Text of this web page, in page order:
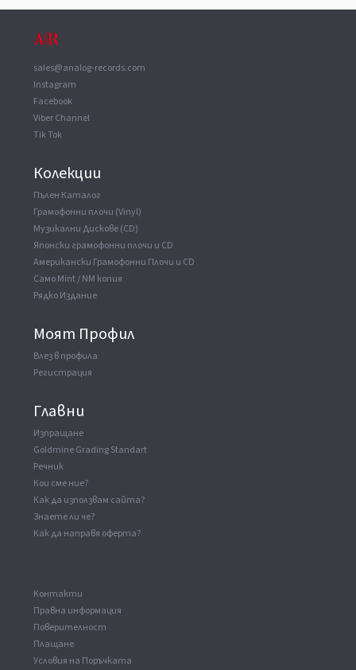
Manufactured By
Alfa Records, Inc
Mixed At
sales@analog-records.com
Instagram
Facebook
Viber Channel
Tik Tok
Колекции
Пълен Каталог
Грамофонни плочи (Vinyl)
Музикални Дискове (CD)
Японски грамофонни плочи и CD
Американски Грамофонни Плочи и CD
Само Mint / NM копия
Рядко Издание
Моят Профил
Влез в профила
Регистрация
Главни
Изпращане
Goldmine Grading Standart
Речник
Кои сме ние?
Как да използвам сайта?
Знаете ли че?
Как да направя оферта?
Kонтакти
Правна информация
Поверителност
Плащане
Условия на Поръчката